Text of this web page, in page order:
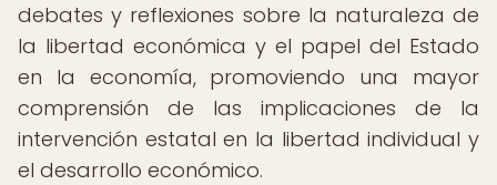
debates y reflexiones sobre la naturaleza de
la libertad económica y el papel del Estado
en la economía, promoviendo una mayor
comprensión de las implicaciones de la
intervención estatal en la libertad individual y
el desarrollo económico.